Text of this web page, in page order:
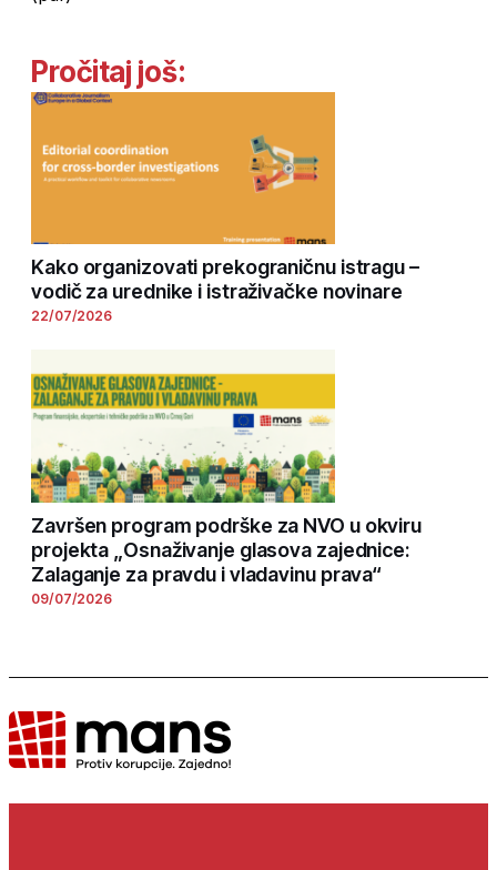
Pročitaj još:
Kako organizovati prekograničnu istragu –
vodič za urednike i istraživačke novinare
22/07/2026
Završen program podrške za NVO u okviru
projekta „Osnaživanje glasova zajednice:
Zalaganje za pravdu i vladavinu prava“
09/07/2026